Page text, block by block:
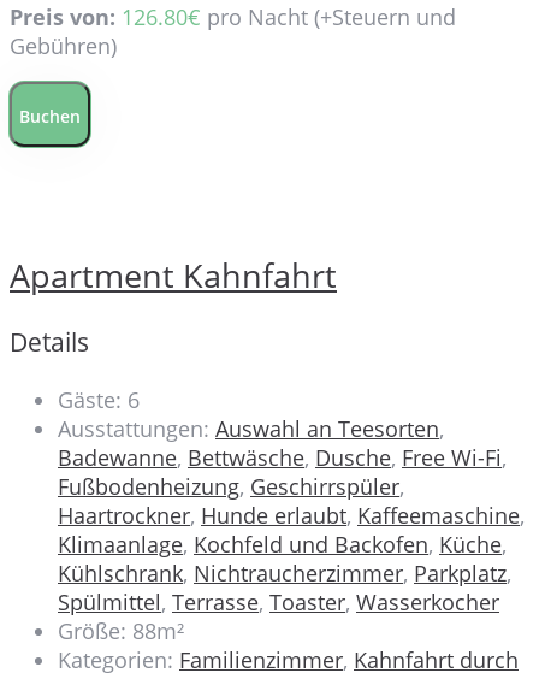
Preis von: 126.80€ pro Nacht (+Steuern und
Gebühren)
Buchen
Apartment Kahnfahrt
Details
Gäste: 6
Ausstattungen: Auswahl an Teesorten,
Badewanne, Bettwäsche, Dusche, Free Wi-Fi,
Fußbodenheizung, Geschirrspüler,
Haartrockner, Hunde erlaubt, Kaffeemaschine,
Klimaanlage, Kochfeld und Backofen, Küche,
Kühlschrank, Nichtraucherzimmer, Parkplatz,
Spülmittel, Terrasse, Toaster, Wasserkocher
Größe: 88m²
Kategorien: Familienzimmer, Kahnfahrt durch